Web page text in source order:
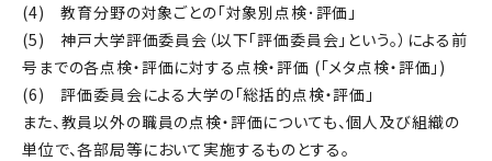
(4) 教育分野の対象ごとの「対象別点検･評価」
(5) 神戸大学評価委員会（以下「評価委員会」という。）による前
号までの各点検・評価に対する点検・評価 (「メタ点検・評価」)
(6) 評価委員会による大学の「総括的点検・評価」
また、教員以外の職員の点検・評価についても、個人及び組織の
単位で、各部局等において実施するものとする。